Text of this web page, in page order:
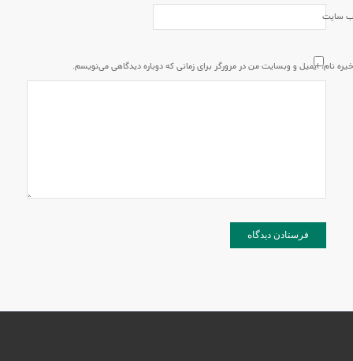
سایت
نام، ایمیل و وبسایت من در مرورگر برای زمانی که دوباره دیدگاهی می‌نویسم.